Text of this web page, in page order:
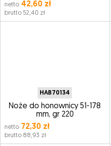
netto 42,60 zł
brutto 52,40 zł
HAB70134
Noże do honownicy 51-178
mm, gr 220
netto 72,30 zł
brutto 88,93 zł